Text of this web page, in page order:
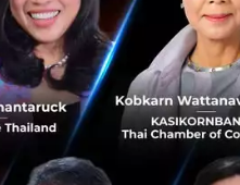
No comment